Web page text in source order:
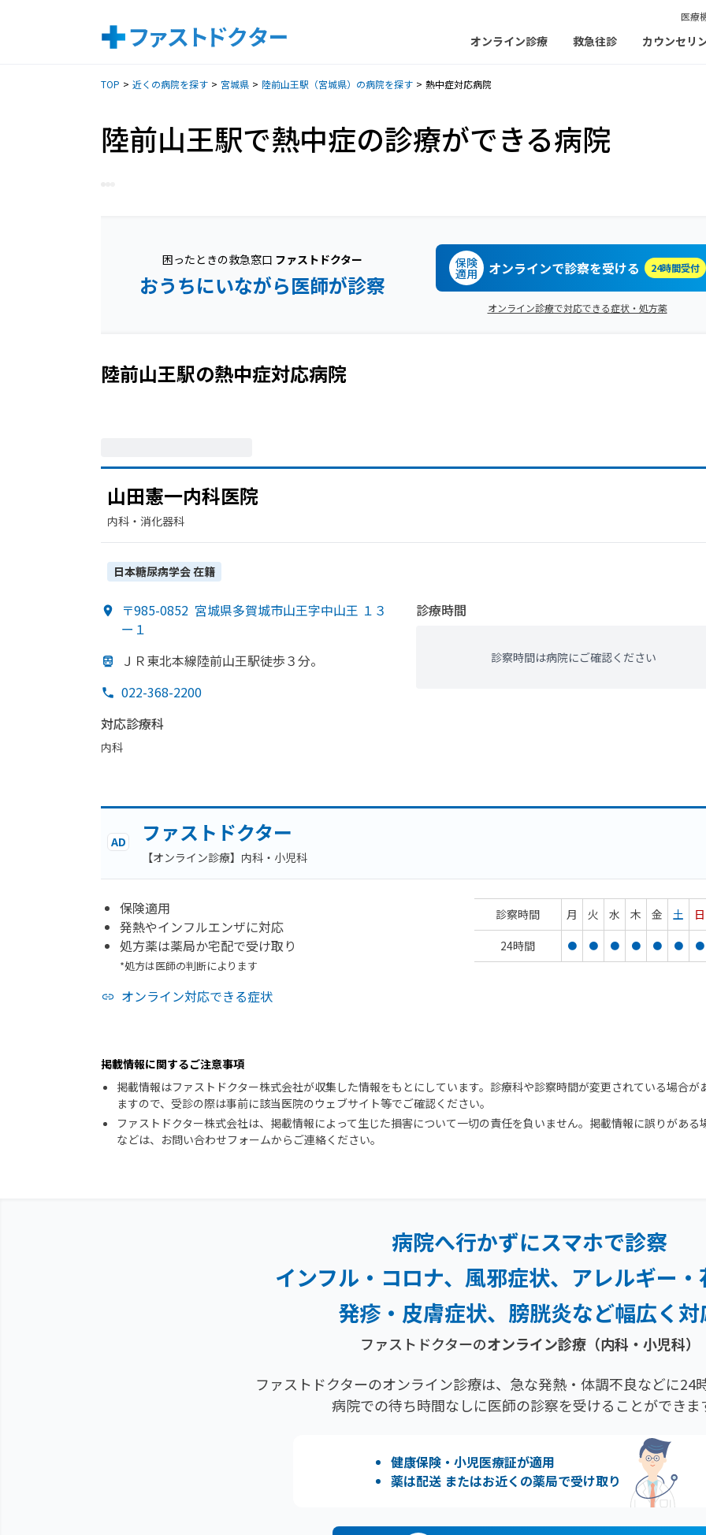
医療
オンライン診療 救急往診 カウンセリ
TOP 近くの病院を探す 宮城県 陸前山王駅（宮城県）の病院を探す 熱中症対応病院
陸前山王駅で熱中症の診療ができる病院
困ったときの救急窓口 ファストドクター
おうちにいながら医師が診察
保険
適用 オンラインで診察を受ける 24時間受付
オンライン診療で対応できる症状・処方薬
陸前山王駅の熱中症対応病院
山田憲一内科医院
内科・​消化器科
日本糖尿病学会在籍
〒985-0852 宮城県多賀城市山王字中山王 １３
ー１
ＪＲ東北本線陸前山王駅徒歩３分。
022-368-2200
対応診療科
内科
診療時間
診察時間は病院にご確認ください
AD ファストドクター
【オンライン診療】内科・小児科
保険適用
発熱やインフルエンザに対応
処方薬は薬局か宅配で受け取り
*処方は医師の判断によります
オンライン対応できる症状
診察時間 月 火 水 木 金 土
日
24時間
● ● ● ● ● ● ●
掲載情報に関するご注意事項
掲載情報はファストドクター株式会社が収集した情報をもとにしています。診療科や診察時間が変更されている場合が
ますので、受診の際は事前に該当医院のウェブサイト等でご確認ください。
ファストドクター株式会社は、掲載情報によって生じた損害について一切の責任を負いません。掲載情報に誤りがある
などは、お問い合わせフォームからご連絡ください。
病院へ行かずにスマホで診察
インフル・コロナ、風邪症状、 アレルギー
発疹・ 皮膚症状、膀胱炎など幅広く対
ファストドクターのオンライン診療（内科・小児科）
ファストドクターのオンライン診療は、急な発熱・体調不良などに24
病院での待ち時間なしに医師の診察を受けることができま
健康保険・小児医療証が適用
薬は配送 またはお近くの薬局で受け取り